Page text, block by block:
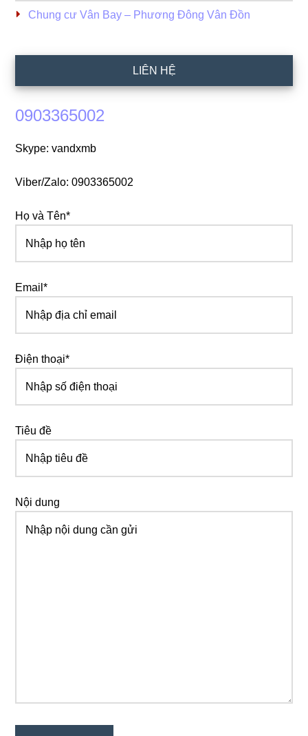
Chung cư Vân Bay – Phương Đông Vân Đồn
LIÊN HỆ
0903365002
Skype: vandxmb
Viber/Zalo: 0903365002
Họ và Tên*
Email*
Điện thoại*
Tiêu đề
Nội dung